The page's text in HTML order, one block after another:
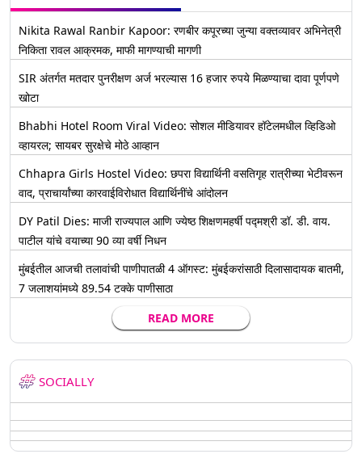
Nikita Rawal Ranbir Kapoor: रणबीर कपूरच्या जुन्या वक्तव्यावर अभिनेत्री
निकिता रावल आक्रमक, माफी मागण्याची मागणी
SIR अंतर्गत मतदार पुनरीक्षण अर्ज भरल्यास 16 हजार रुपये मिळण्याचा दावा पूर्णपणे
खोटा
Bhabhi Hotel Room Viral Video: सोशल मीडियावर हॉटेलमधील व्हिडिओ
व्हायरल; सायबर सुरक्षेचे मोठे आव्हान
Chhapra Girls Hostel Video: छपरा विद्यार्थिनी वसतिगृह रात्रीच्या भेटीवरून
वाद, प्राचार्यांच्या कारवाईविरोधात विद्यार्थिनींचे आंदोलन
DY Patil Dies: माजी राज्यपाल आणि ज्येष्ठ शिक्षणमहर्षी पद्मश्री डॉ. डी. वाय.
पाटील यांचे वयाच्या 90 व्या वर्षी निधन
मुंबईतील आजची तलावांची पाणीपातळी 4 ऑगस्ट: मुंबईकरांसाठी दिलासादायक बातमी,
7 जलाशयांमध्ये 89.54 टक्के पाणीसाठा
READ MORE
SOCIALLY